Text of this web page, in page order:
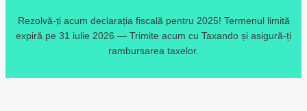
Rezolvă-ți acum declarația fiscală pentru 2025! Termenul limită
expiră pe 31 iulie 2026 — Trimite acum cu Taxando și asigură-ți
rambursarea taxelor.